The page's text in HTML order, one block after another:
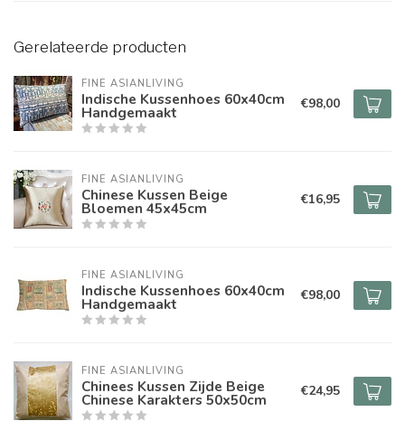
Gerelateerde producten
FINE ASIANLIVING
Indische Kussenhoes 60x40cm
Handgemaakt €98,00
FINE ASIANLIVING
Chinese Kussen Beige
Bloemen 45x45cm €16,95
FINE ASIANLIVING
Indische Kussenhoes 60x40cm
Handgemaakt €98,00
FINE ASIANLIVING
Chinees Kussen Zijde Beige
Chinese Karakters 50x50cm €24,95